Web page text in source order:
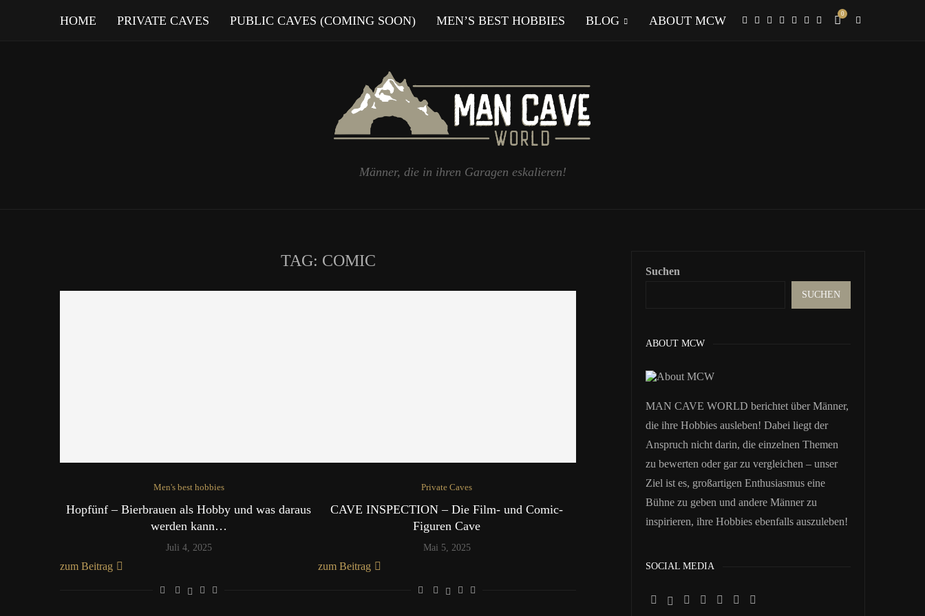
HOME PRIVATE CAVES PUBLIC CAVES (COMING SOON) MEN’S BEST HOBBIES BLOG ABOUT MCW 0
Männer, die in ihren Garagen eskalieren!
TAG: COMIC
Men's best hobbies
Hopfünf – Bierbrauen als Hobby und was daraus
werden kann…
Juli 4, 2025
zum Beitrag
Private Caves
CAVE INSPECTION – Die Film- und Comic-
Figuren Cave
Mai 5, 2025
zum Beitrag
Suchen
SUCHEN
ABOUT MCW
MAN CAVE WORLD berichtet über Männer,
die ihre Hobbies ausleben! Dabei liegt der
Anspruch nicht darin, die einzelnen Themen
zu bewerten oder gar zu vergleichen – unser
Ziel ist es, großartigen Enthusiasmus eine
Bühne zu geben und andere Männer zu
inspirieren, ihre Hobbies ebenfalls auszuleben!
SOCIAL MEDIA